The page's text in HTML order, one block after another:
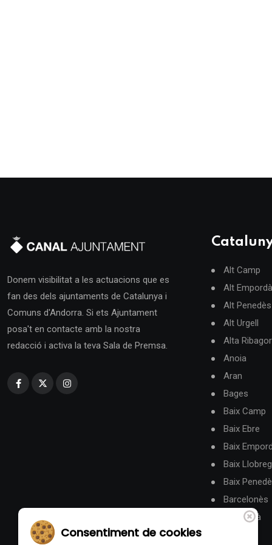
Donem visibilitat a les actuacions que es
fan des dels ajuntaments de Catalunya i
Comuns d'Andorra. Si ets Ajuntament
posa't en contacte amb la nostra
redacció i activa la teva Sala de Premsa.
Alt Camp
Alt Empordà
Alt Penedès
Alt Urgell
Alta
Anoia
Aran
Bages
Baix Camp
Baix Ebre
Baix
Baix
Baix
Barcelonès
Berguedà
Consentiment de cookies